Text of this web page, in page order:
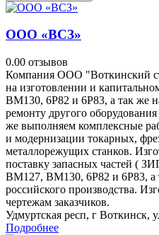
ООО «ВСЗ»
0.00 отзывов
Компания ООО "Воткинский
на изготовлении и
ВМ130, 6Р82 и 6Р83, а так же
ремонту другого
же выполняем комплексные
и модернизации токарных,
металлорежущих станков.
поставку запасных частей (
ВМ127, ВМ130, 6Р82 и 6Р83, а
российского производства.
чертежам заказчиков.
Удмуртская респ, г Воткинск,
Подробнее